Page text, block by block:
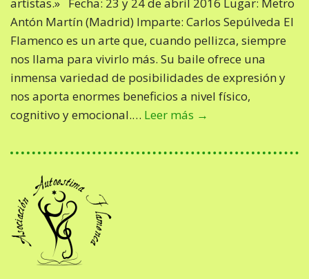
Antón Martín (Madrid) Imparte: Carlos Sepúlveda El
Flamenco es un arte que, cuando pellizca, siempre
nos llama para vivirlo más. Su baile ofrece una
inmensa variedad de posibilidades de expresión y
nos aporta enormes beneficios a nivel físico,
cognitivo y emocional.… Leer más →